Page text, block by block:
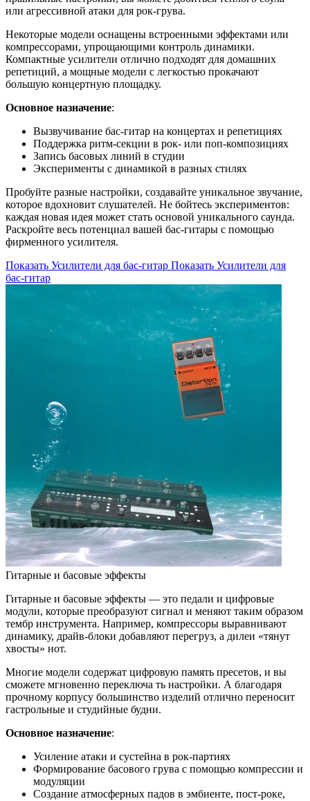
или агрессивной атаки для рок-грува.
Некоторые модели оснащены встроенными эффектами или
компрессорами, упрощающими контроль динамики.
Компактные усилители отлично подходят для домашних
репетиций, а мощные модели с легкостью прокачают
большую концертную площадку.
Основное назначение:
Вызвучивание бас-гитар на концертах и репетициях
Поддержка ритм-секции в рок- или поп-композициях
Запись басовых линий в студии
Эксперименты с динамикой в разных стилях
Пробуйте разные настройки, создавайте уникальное звучание,
которое вдохновит слушателей. Не бойтесь экспериментов:
каждая новая идея может стать основой уникального саунда.
Раскройте весь потенциал вашей бас-гитары с помощью
фирменного усилителя.
Показать Усилители для бас-гитар Показать Усилители для
бас-гитар
Гитарные и басовые эффекты
Гитарные и басовые эффекты — это педали и цифровые
модули, которые преобразуют сигнал и меняют таким образом
тембр инструмента. Например, компрессоры выравнивают
динамику, драйв-блоки добавляют перегруз, а дилеи «тянут
хвосты» нот.
Многие модели содержат цифровую память пресетов, и вы
сможете мгновенно переключа ть настройки. А благодаря
прочному корпусу большинство изделий отлично переносит
гастрольные и студийные будни.
Основное назначение:
Усиление атаки и сустейна в рок-партиях
Формирование басового грува с помощью компрессии и
модуляции
Создание атмосферных падов в эмбиенте, пост-роке,